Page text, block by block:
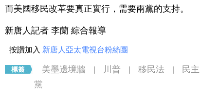
而美國移民改革要真正實行，需要兩黨的支持。
新唐人記者 李蘭 綜合報導
按讚加入 新唐人亞太電視台粉絲團
美墨邊境牆 川普 移民法
民主
黨